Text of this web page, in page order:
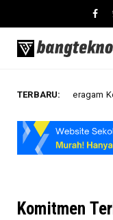
TERBARU:
Keuntungan
Komitmen